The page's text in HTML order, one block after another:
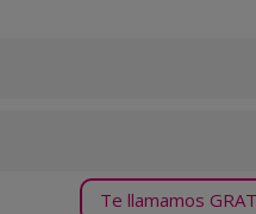
Te llamamos